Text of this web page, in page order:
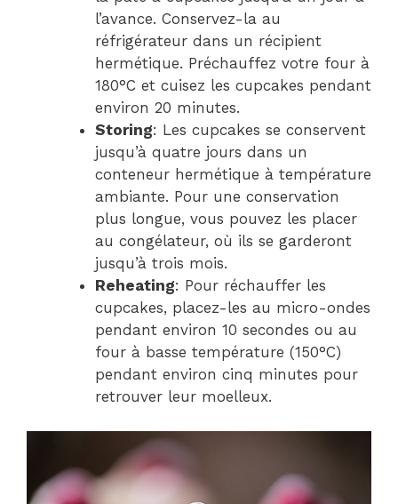
l’avance. Conservez-la au
réfrigérateur dans un récipient
hermétique. Préchauffez votre four à
180°C et cuisez les cupcakes pendant
environ 20 minutes.
Storing: Les cupcakes se conservent
jusqu’à quatre jours dans un
conteneur hermétique à température
ambiante. Pour une conservation
plus longue, vous pouvez les placer
au congélateur, où ils se garderont
jusqu’à trois mois.
Reheating: Pour réchauffer les
cupcakes, placez-les au micro-ondes
pendant environ 10 secondes ou au
four à basse température (150°C)
pendant environ cinq minutes pour
retrouver leur moelleux.